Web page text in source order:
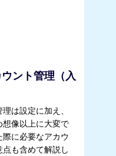
ント管理（入
は設定に加え、
像以上に大変で
に必要なアカウ
も含めて解説し